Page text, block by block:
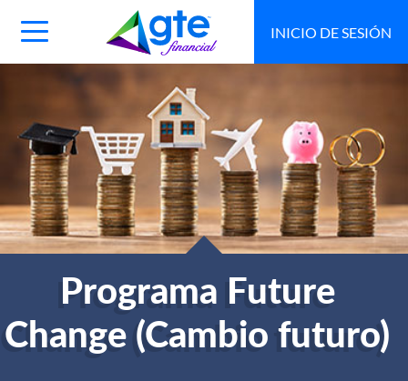
Main
Navigation
Toggle
INICIO DE SESIÓN
Programa Future
Change (Cambio futuro)